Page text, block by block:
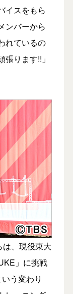
イスをもら
ンバーから
れているの
ります!!」
、現役東大
」に挑戦
う変わり